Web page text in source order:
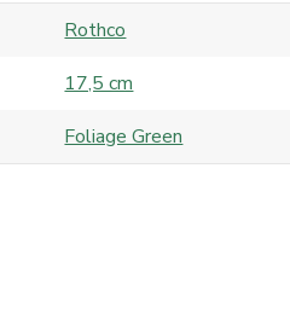
Rothco
17,5 cm
Foliage Green